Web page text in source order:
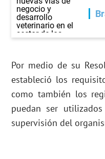
Por medio de su
estableció los
como también los
puedan ser
supervisión del